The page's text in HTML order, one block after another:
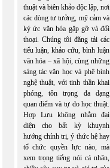
thuật và biên khảo độc lập, nơi
các dòng tư tưởng, mỹ cảm và
ký ức văn hóa gặp gỡ và đối
thoại. Chúng tôi đăng tải các
tiểu luận, khảo cứu, bình luận
văn hóa – xã hội, cùng những
sáng tác văn học và phê bình
nghệ thuật, với tinh thần khai
phóng, tôn trọng đa dạng
quan điểm và tự do học thuật.
Hợp Lưu không nhằm đại
diện cho bất kỳ khuynh
hướng chính trị, ý thức hệ hay
tổ chức quyền lực nào, mà
xem trọng tiếng nói cá nhân,